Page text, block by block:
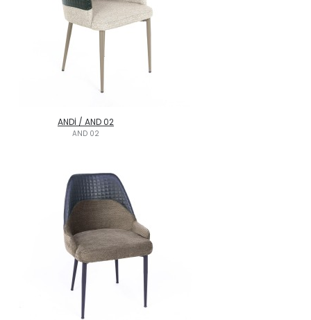
ANDİ / AND 02
AND 02